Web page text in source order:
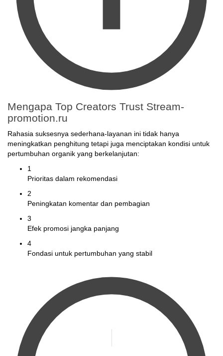
Mengapa Top Creators Trust Stream-
promotion.ru
Rahasia suksesnya sederhana-layanan ini tidak hanya
meningkatkan penghitung tetapi juga menciptakan kondisi untuk
pertumbuhan organik yang berkelanjutan:
1
Prioritas dalam rekomendasi
2
Peningkatan komentar dan pembagian
3
Efek promosi jangka panjang
4
Fondasi untuk pertumbuhan yang stabil